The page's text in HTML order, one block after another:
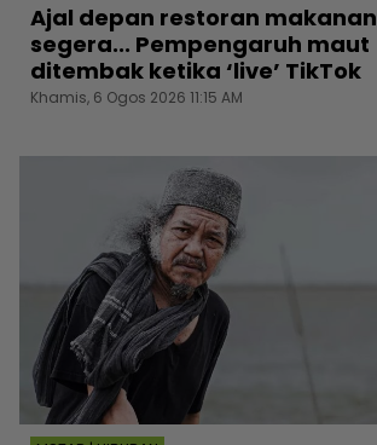
Ajal depan restoran makanan
segera... Pempengaruh maut
ditembak ketika ‘live’ TikTok
Khamis, 6 Ogos 2026 11:15 AM